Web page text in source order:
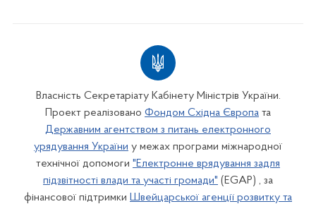
Власність Секретаріату Кабінету Міністрів України.
Проект реалізовано Фондом Східна Європа та
Державним агентством з питань електронного
урядування України у межах програми міжнародної
технічної допомоги "Електронне врядування задля
підзвітності влади та участі громади" (EGAP) , за
фінансової підтримки Швейцарської агенції розвитку та